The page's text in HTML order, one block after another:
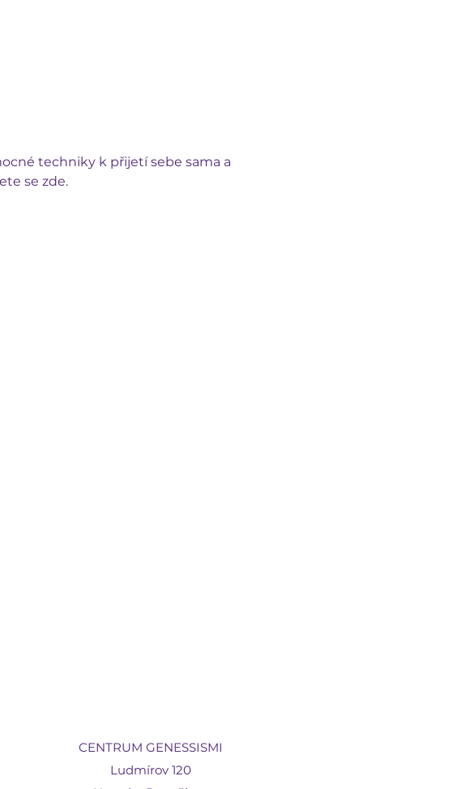
techniky k přijetí sebe sama a
se zde.
CENTRUM GENESSISMI
Ludmírov 120